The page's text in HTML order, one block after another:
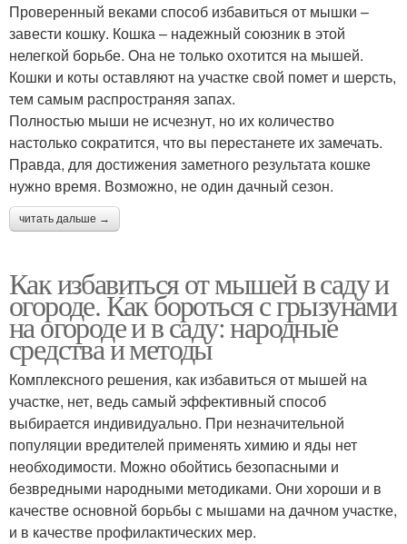
Проверенный веками способ избавиться от мышки –
завести кошку. Кошка – надежный союзник в этой
нелегкой борьбе. Она не только охотится на мышей.
Кошки и коты оставляют на участке свой помет и шерсть,
тем самым распространяя запах.
Полностью мыши не исчезнут, но их количество
настолько сократится, что вы перестанете их замечать.
Правда, для достижения заметного результата кошке
нужно время. Возможно, не один дачный сезон.
читать дальше →
Как избавиться от мышей в саду и
огороде. Как бороться с грызунами
на огороде и в саду: народные
средства и методы
Комплексного решения, как избавиться от мышей на
участке, нет, ведь самый эффективный способ
выбирается индивидуально. При незначительной
популяции вредителей применять химию и яды нет
необходимости. Можно обойтись безопасными и
безвредными народными методиками. Они хороши и в
качестве основной борьбы с мышами на дачном участке,
и в качестве профилактических мер.